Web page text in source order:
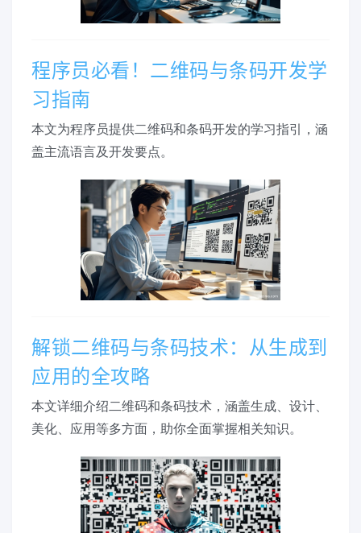
程序员必看！二维码与条码开发学
习指南
本文为程序员提供二维码和条码开发的学习指引，涵
盖主流语言及开发要点。
解锁二维码与条码技术：从生成到
应用的全攻略
本文详细介绍二维码和条码技术，涵盖生成、设计、
美化、应用等多方面，助你全面掌握相关知识。